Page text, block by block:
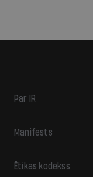
Par IR
Manifests
Ētikas kodekss